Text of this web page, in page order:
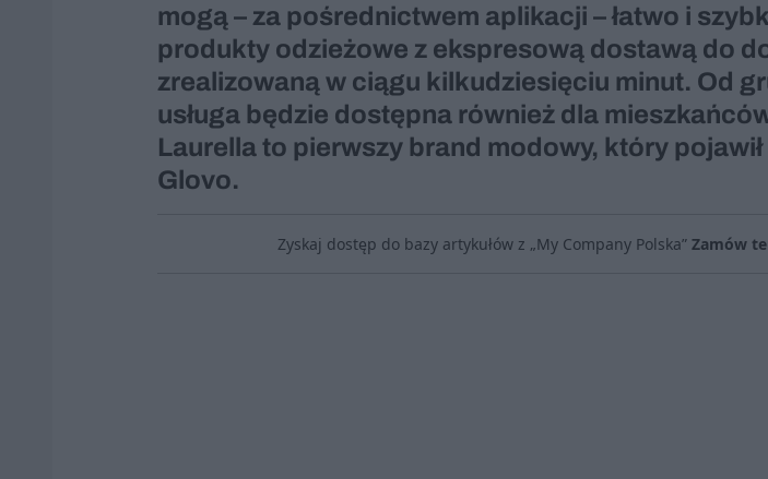
mogą – za pośrednictwem aplikacji – łatwo i
produkty odzieżowe z ekspresową dostawą do
zrealizowaną w ciągu kilkudziesięciu minut. Od
usługa będzie dostępna również dla
Laurella to pierwszy brand modowy, który pojawił
Glovo.
Zyskaj dostęp do bazy artykułów z „My Company Polska” Zamów